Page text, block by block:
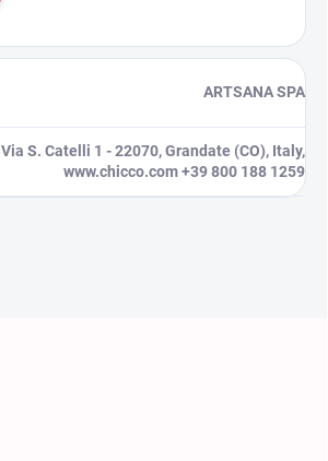
ARTSANA SPA
Via S. Catelli 1 - 22070, Grandate (CO), Italy,
www.chicco.com +39 800 188 1259